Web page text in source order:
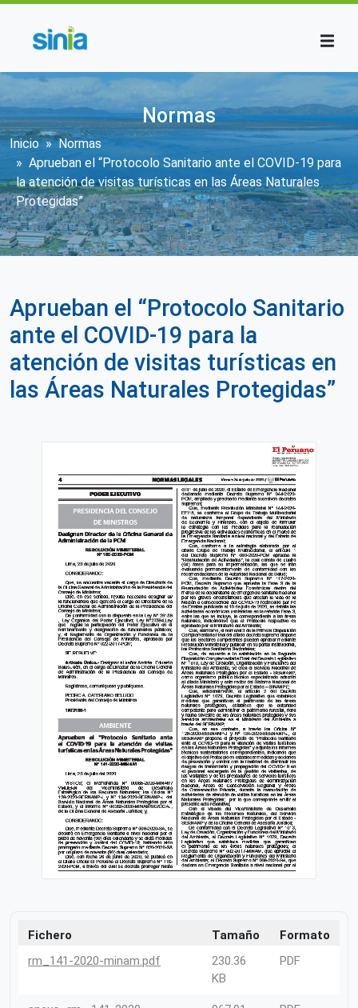
Normas
Sobrescribir enlaces de ayuda a la
Inicio
Normas
Aprueban el “Protocolo Sanitario ante el COVID-19 para
la atención de visitas turísticas en las Áreas Naturales
Protegidas”
Aprueban el “Protocolo Sanitario
ante el COVID-19 para la
atención de visitas turísticas en
las Áreas Naturales Protegidas”
Fichero Tamaño
Formato
rm_141-2020-minam.pdf
230.36
KB
PDF